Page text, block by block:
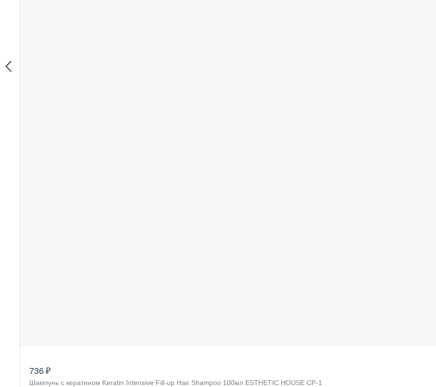
736 ₽
Шампунь с кератином Keratin Intensive Fill-up Hair Shampoo 100мл ESTHETIC HOUSE CP-1